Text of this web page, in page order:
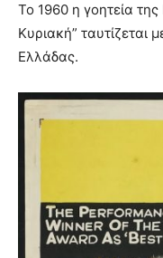
Το 1960 η γοητεία
Κυριακή” ταυτίζεται
Ελλάδας.